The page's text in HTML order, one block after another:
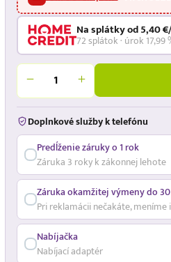
Na splátky od 5,40
72 splátok · úrok 17,99
Doplnkové služby k telefónu
Predĺženie záruky o 1 rok
Záruka 3 roky k zákonnej lehote
Záruka okamžitej výmeny do
Pri reklamácii nečakáte, meníme
Nabíjačka
Nabíjací adaptér